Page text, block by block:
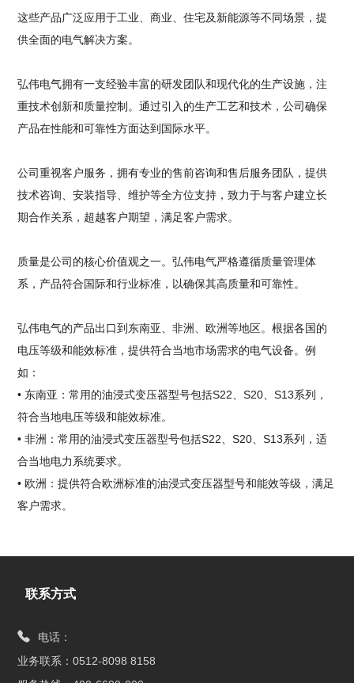
这些产品广泛应用于工业、商业、住宅及新能源等不同场景，提
供全面的电气解决方案。
弘伟电气拥有一支经验丰富的研发团队和现代化的生产设施，注
重技术创新和质量控制。通过引入的生产工艺和技术，公司确保
产品在性能和可靠性方面达到国际水平。
公司重视客户服务，拥有专业的售前咨询和售后服务团队，提供
技术咨询、安装指导、维护等全方位支持，致力于与客户建立长
期合作关系，超越客户期望，满足客户需求。
质量是公司的核心价值观之一。弘伟电气严格遵循质量管理体
系，产品符合国际和行业标准，以确保其高质量和可靠性。
弘伟电气的产品出口到东南亚、非洲、欧洲等地区。根据各国的
电压等级和能效标准，提供符合当地市场需求的电气设备。例
如：
• 东南亚：常用的油浸式变压器型号包括S22、S20、S13系列，
符合当地电压等级和能效标准。
• 非洲：常用的油浸式变压器型号包括S22、S20、S13系列，适
合当地电力系统要求。
• 欧洲：提供符合欧洲标准的油浸式变压器型号和能效等级，满足
客户需求。
联系方式
电话：
业务联系：0512-8098 8158